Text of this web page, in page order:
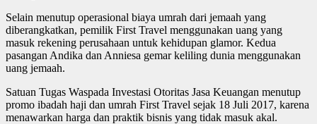
Selain menutup operasional biaya umrah dari jemaah yang
diberangkatkan, pemilik First Travel menggunakan uang yang
masuk rekening perusahaan untuk kehidupan glamor. Kedua
pasangan Andika dan Anniesa gemar keliling dunia menggunakan
uang jemaah.
Satuan Tugas Waspada Investasi Otoritas Jasa Keuangan menutup
promo ibadah haji dan umrah First Travel sejak 18 Juli 2017, karena
menawarkan harga dan praktik bisnis yang tidak masuk akal.